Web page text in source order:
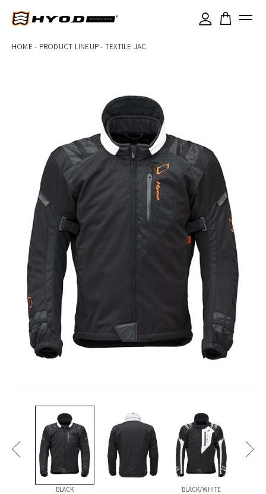
HOME - PRODUCT LINEUP- TEXTILE JAC
BLACK BLACK/WHITE
×